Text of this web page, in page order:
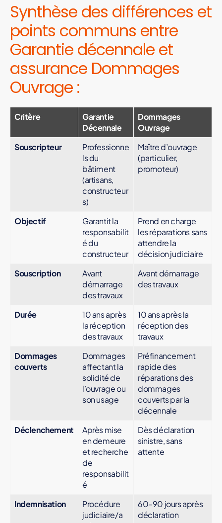
G
E
M
A
ÎT
R
E
D
'
O
U
V
R
M
A
V
R
R
E
M
O
Synthèse des différences et
points communs entre
Garantie décennale et
assurance Dommages
Ouvrage :
Critère
Garantie
Décennale
Dommages
Ouvrage
Souscripteur
Professionne
ls du
bâtiment
(artisans,
constructeur
s)
Maître d’ouvrage
(particulier,
promoteur)
Objectif
Garantit la
responsabilit
é du
constructeur
Prend en charge
les réparations sans
attendre la
décision judiciaire
Souscription
Avant
démarrage
des travaux
Avant démarrage
des travaux
Durée
10 ans après
la réception
des travaux
10 ans après la
réception des
travaux
Dommages
couverts
Dommages
affectant la
solidité de
l’ouvrage ou
son usage
Préfinancement
rapide des
réparations des
dommages
couverts par la
décennale
Déclenchement
Après mise
en demeure
et recherche
de
responsabilit
é
Dès déclaration
sinistre, sans
attente
Indemnisation
Procédure
judiciaire/a
60–90 jours après
déclaration